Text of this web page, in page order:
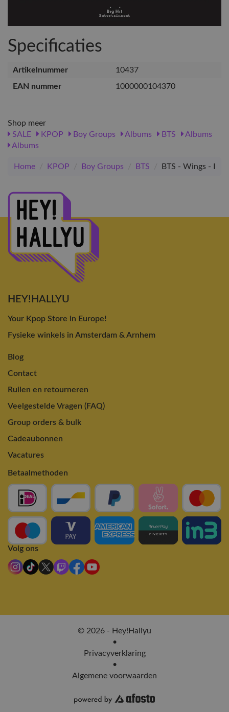
Specificaties
Artikelnummer
10437
EAN nummer
1000000104370
Shop meer
SALE
KPOP Boy Groups Albums BTS
Albums
Albums
Home / KPOP / Boy Groups / BTS / BTS - Wings - I
HEY!HALLYU
Your Kpop Store in Europe!
Fysieke winkels in Amsterdam & Arnhem
Blog
Contact
Ruilen en retourneren
Veelgestelde Vragen (FAQ)
Group orders & bulk
Cadeaubonnen
Vacatures
Betaalmethoden
Volg ons
© 2026 - Hey!Hallyu
•
Privacyverklaring
•
Algemene voorwaarden